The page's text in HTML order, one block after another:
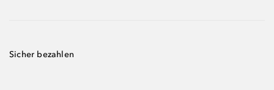
Sicher bezahlen